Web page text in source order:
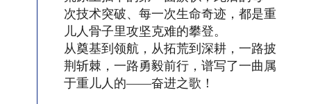
次技术突破、每一次生命奇迹，都是重
儿人骨子里攻坚克难的攀登。
从奠基到领航，从拓荒到深耕，一路披
荆斩棘，一路勇毅前行，谱写了一曲属
于重儿人的——奋进之歌！